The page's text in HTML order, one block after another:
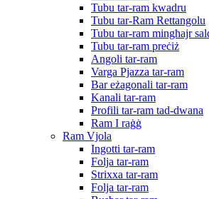
Tubu tar-ram kwadru
Tubu tar-Ram Rettangolu
Tubu tar-ram mingħajr
Tubu tar-ram preċiż
Angoli tar-ram
Varga Pjazza tar-ram
Bar eżagonali tar-ram
Kanali tar-ram
Profili tar-ram tad-dwana
Ram I raġġ
Ram Vjola
Ingotti tar-ram
Folja tar-ram
Strixxa tar-ram
Folja tar-ram